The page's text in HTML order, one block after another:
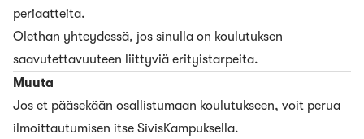
periaatteita.
Olethan yhteydessä, jos sinulla on koulutuksen
saavutettavuuteen liittyviä erityistarpeita.
Muuta
Jos et pääsekään osallistumaan koulutukseen, voit perua
ilmoittautumisen itse SivisKampuksella.